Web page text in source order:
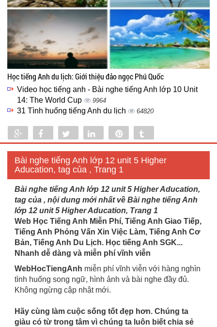
Học tiếng Anh du lịch: Giới thiệu đảo ngọc Phú Quốc
Video học tiếng anh - Bài nghe tiếng Anh lớp 10 Unit
14: The World Cup
9964
31 Tình huống tiếng Anh du lịch 64820
Share Share Tweet Share
Bài nghe tiếng Anh lớp 12 unit 5 Higher
Aducation, tag của , Trang 1
Bài nghe tiếng Anh lớp 12 unit 5 Higher Aducation,
tag của , nội dung mới nhất về Bài nghe tiếng Anh
lớp 12 unit 5 Higher Aducation, Trang 1
Web Học Tiếng Anh Miễn Phí, Tiếng Anh Giao Tiếp,
Tiếng Anh Phỏng Vấn Xin Việc Làm, Tiếng Anh Cơ
Bản, Tiếng Anh Du Lịch. Học tiếng Anh SGK...
Nhanh dễ dàng và miễn phí vĩnh viễn
WebHocTiengAnh miễn phí vĩnh viễn với hàng nghìn
tình huống song ngữ, hình ảnh và bài nghe đầy đủ.
Không ngừng cập nhật mới.
Hãy cùng làm cuộc sống tốt đẹp hơn. Chúng ta
giàu có từ trong tâm vì chúng ta luôn biết chia sẻ